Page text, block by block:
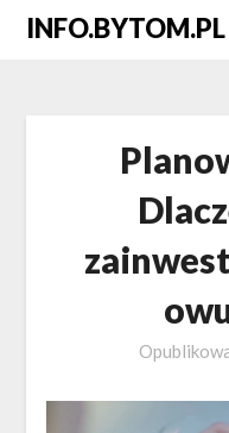
SkipINFO.BYTOM.PL